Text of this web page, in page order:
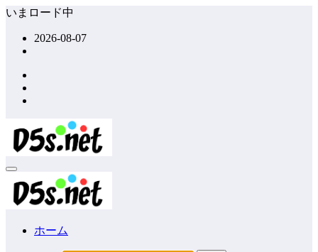
コ
ッ
プ
いまロード中
2026-08-07
ホーム